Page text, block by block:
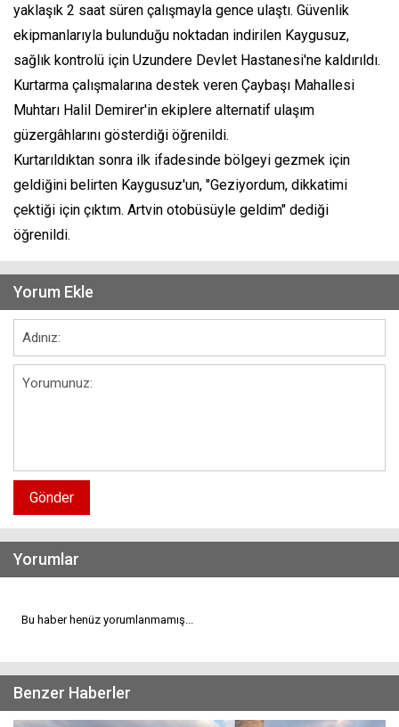
yaklaşık 2 saat süren çalışmayla gence ulaştı. Güvenlik
ekipmanlarıyla bulunduğu noktadan indirilen Kaygusuz,
sağlık kontrolü için Uzundere Devlet Hastanesi'ne kaldırıldı.
Kurtarma çalışmalarına destek veren Çaybaşı Mahallesi
Muhtarı Halil Demirer'in ekiplere alternatif ulaşım
güzergâhlarını gösterdiği öğrenildi.
Kurtarıldıktan sonra ilk ifadesinde bölgeyi gezmek için
geldiğini belirten Kaygusuz'un, "Geziyordum, dikkatimi
çektiği için çıktım. Artvin otobüsüyle geldim" dediği
öğrenildi.
Yorum Ekle
Gönder
Yorumlar
Bu haber henüz yorumlanmamış...
Benzer Haberler